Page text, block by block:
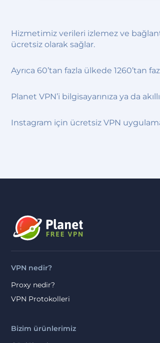
Hizmetimiz verileri izlemez ve
ücretsiz olarak sağlar.
Ayrıca 60’tan fazla ülkede 1260’tan
Planet VPN’i bilgisayarınıza ya da
Instagram için ücretsiz VPN
VPN nedir?
Proxy nedir?
VPN Protokolleri
Bizim ürünlerimiz